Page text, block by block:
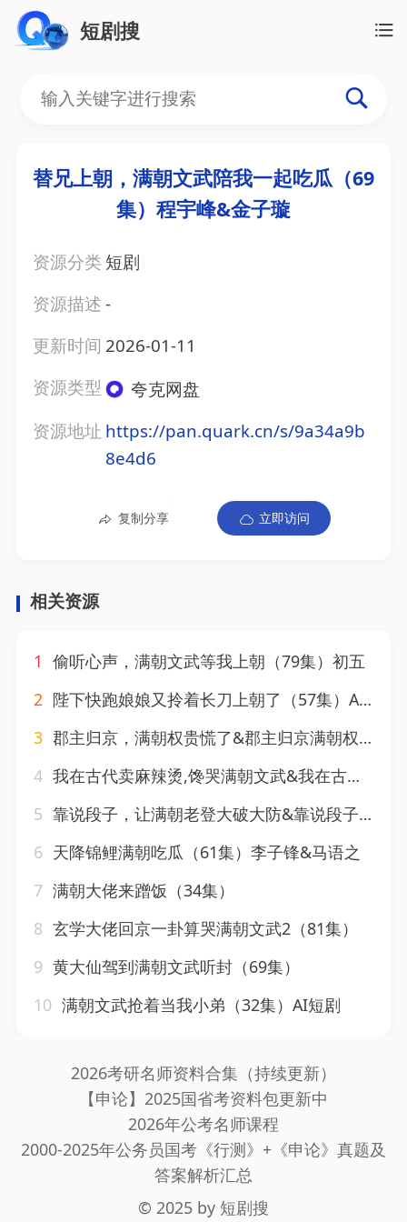
短剧搜
替兄上朝，满朝文武陪我一起吃瓜（69
集）程宇峰&金子璇
资源分类 短剧
资源描述-
更新时间 2026-01-11
资源类型
夸克网盘
资源地址 https://pan.quark.cn/s/9a34a9b
8e4d6
复制分享 立即访问
相关资源
1 偷听心声，满朝文武等我上朝（79集）初五
2 陛下快跑娘娘又拎着长刀上朝了（57集）AI短剧
3 郡主归京，满朝权贵慌了&郡主归京满朝权贵慌了（25集）AI短剧
4 我在古代卖麻辣烫,馋哭满朝文武&我在古代卖麻辣烫馋哭满朝文武（65集）AI短剧
5 靠说段子，让满朝老登大破大防&靠说段子让满朝老登大破大防（94集）AI短剧
6 天降锦鲤满朝吃瓜（61集）李子锋&马语之
7 满朝大佬来蹭饭（34集）
8 玄学大佬回京一卦算哭满朝文武2（81集）
9 黄大仙驾到满朝文武听封（69集）
10 满朝文武抢着当我小弟（32集）AI短剧
2026考研名师资料合集（持续更新）
【申论】2025国省考资料包更新中
2026年公考名师课程
2000-2025年公务员国考《行测》+《申论》真题及
答案解析汇总
© 2025 by 短剧搜